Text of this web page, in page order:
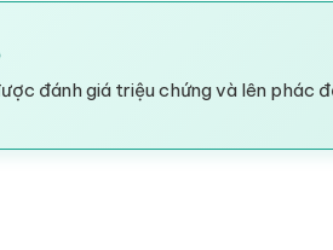
đánh giá triệu chứng và lên phác